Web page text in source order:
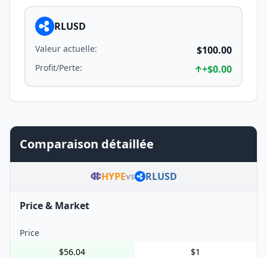
RLUSD
Valeur actuelle: $100.00
Profit/Perte: +$0.00
Comparaison détaillée
HYPEvs RLUSD
Price & Market
Price
$56.04
$1